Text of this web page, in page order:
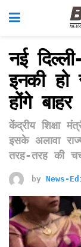
नई
इनकी
होंगे बाहर
केंद्रीय शिक्षा
इसके अलावा
तरह-तरह की
by News-